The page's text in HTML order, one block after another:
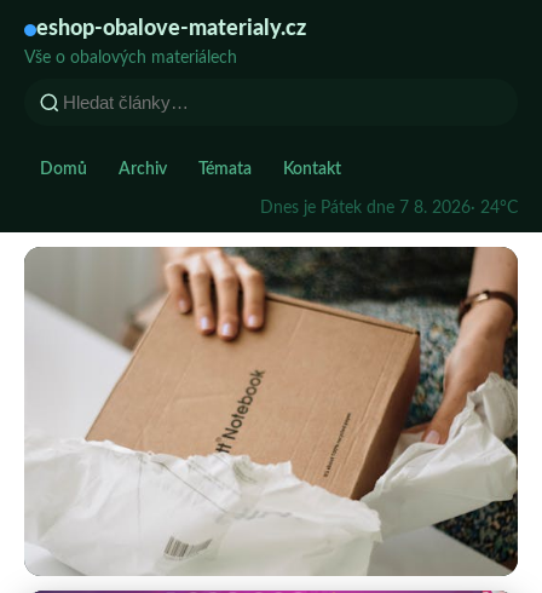
eshop-obalove-materialy.cz
Vše o obalových materiálech
Domů Archiv Témata Kontakt
Dnes je Pátek dne 7 8. 2026· 24°C